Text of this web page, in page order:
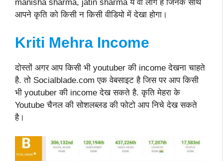
manisha sharma, jatin sharma ये वो लोग है जिनके साथ
आपने कृति को किसी न किसी वीडियो में देखा होगा।
Kriti Mehra Income
दोस्तों अगर आप किसी भी youtuber की income देखना चाहते
है. तो Socialblade.com एक वेबसाइट है जिस पर आप किसी
भी youtuber की income देख सकते है. कृति मेहरा के
Youtube चैनल की सोशलब्लड की फोटो आप निचे देख सकते
है।